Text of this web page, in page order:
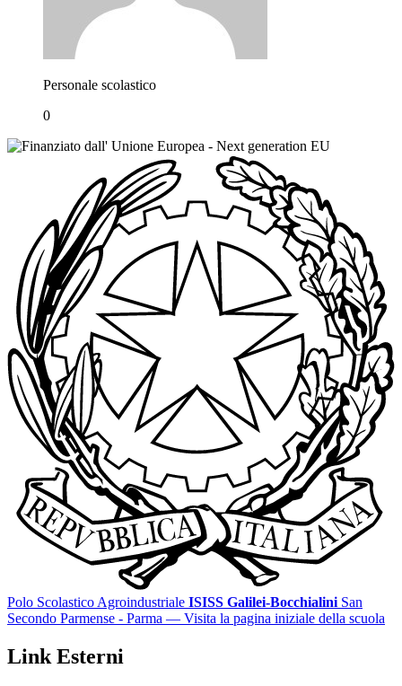
Personale scolastico
0
Polo Scolastico Agroindustriale ISISS Galilei-Bocchialini San
Secondo Parmense - Parma — Visita la pagina iniziale della scuola
Link Esterni